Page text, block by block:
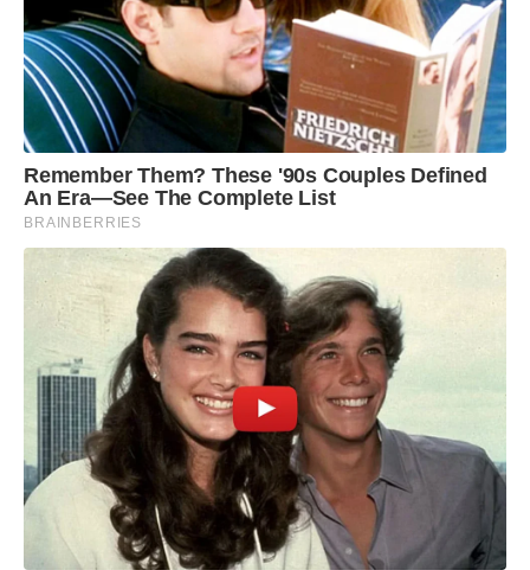
Remember Them? These '90s Couples Defined
An Era—See The Complete List
BRAINBERRIES